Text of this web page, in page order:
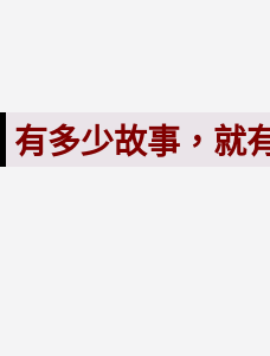
有多少故事，就